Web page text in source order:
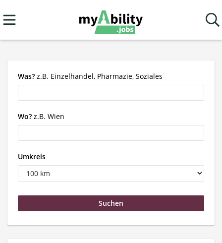
Was? z.B. Einzelhandel, Pharmazie, Soziales
Wo? z.B. Wien
Umkreis